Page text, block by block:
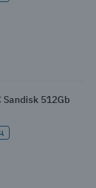
Sandisk 512Gb